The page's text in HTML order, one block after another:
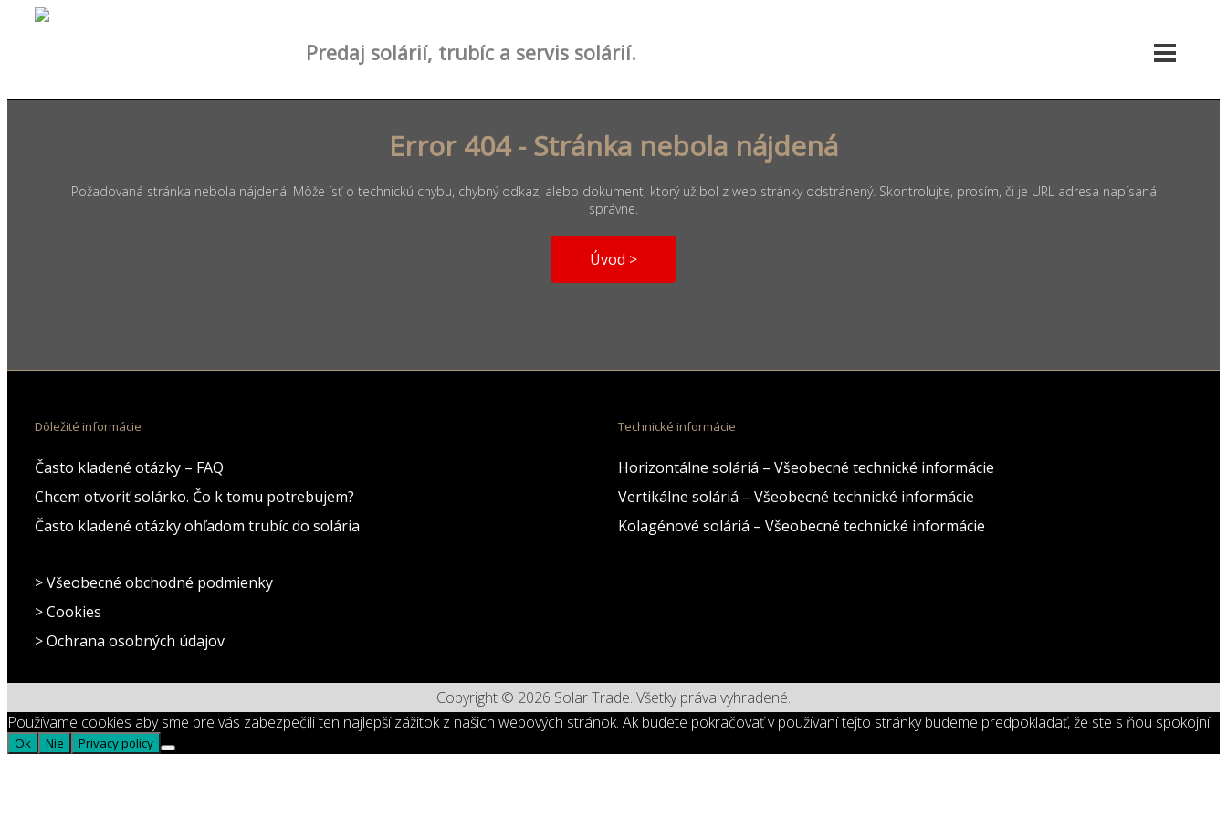
Predaj solárií, trubíc a servis solárií.
Error 404 - Stránka nebola nájdená
Požadovaná stránka nebola nájdená. Môže ísť o technickú chybu, chybný odkaz, alebo dokument, ktorý už bol z web stránky odstránený. Skontrolujte, prosím, či je URL adresa napísaná
správne.
Úvod >
Dôležité informácie
Často kladené otázky – FAQ
Chcem otvoriť solárko. Čo k tomu potrebujem?
Často kladené otázky ohľadom trubíc do solária
> Všeobecné obchodné podmienky
> Cookies
> Ochrana osobných údajov
Technické informácie
Horizontálne soláriá – Všeobecné technické informácie
Vertikálne soláriá – Všeobecné technické informácie
Kolagénové soláriá – Všeobecné technické informácie
Copyright © 2026 Solar Trade. Všetky práva vyhradené.
Používame cookies aby sme pre vás zabezpečili ten najlepší zážitok z našich webových stránok. Ak budete pokračovať v používaní tejto stránky budeme predpokladať, že ste s ňou spokojní.
Ok Nie Privacy policy